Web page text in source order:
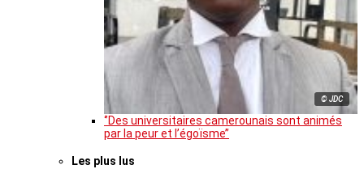
© JDC
‘’Des universitaires camerounais sont animés
par la peur et l’égoïsme’’
Les plus lus